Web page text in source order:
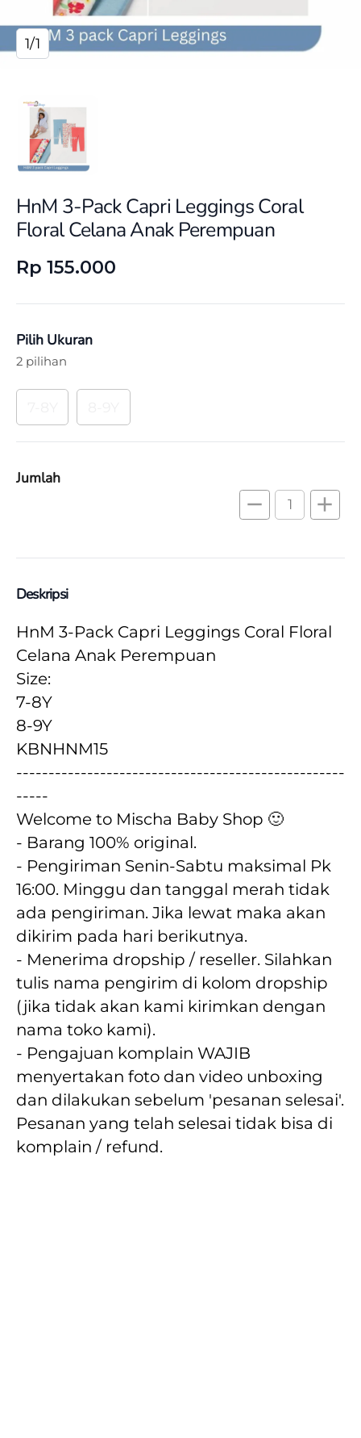
1/1
HnM 3-Pack Capri Leggings Coral
Floral Celana Anak Perempuan
Rp 155.000
Pilih Ukuran
2 pilihan
Jumlah
remove add
Deskripsi
HnM 3-Pack Capri Leggings Coral Floral
Celana Anak Perempuan
Size:
7-8Y
8-9Y
KBNHNM15
---------------------------------------------------
-----
Welcome to Mischa Baby Shop 🙂
- Barang 100% original.
- Pengiriman Senin-Sabtu maksimal Pk
16:00. Minggu dan tanggal merah tidak
ada pengiriman. Jika lewat maka akan
dikirim pada hari berikutnya.
- Menerima dropship / reseller. Silahkan
tulis nama pengirim di kolom dropship
(jika tidak akan kami kirimkan dengan
nama toko kami).
- Pengajuan komplain WAJIB
menyertakan foto dan video unboxing
dan dilakukan sebelum 'pesanan selesai'.
Pesanan yang telah selesai tidak bisa di
komplain / refund.